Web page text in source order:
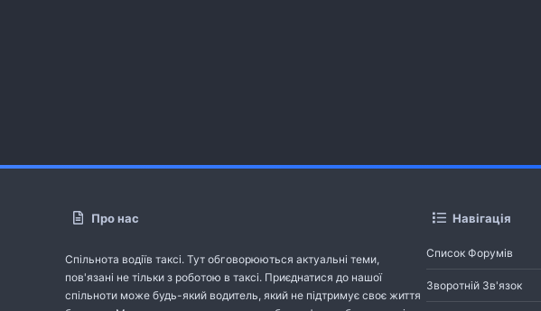
Про нас
Спільнота водіїв таксі. Тут обговорюються актуальні теми,
пов'язані не тільки з роботою в таксі. Приєднатися до нашої
спільноти може будь-який водитель, який не підтримує своє життя
Навігація
Список Форумів
Зворотній Зв'язок